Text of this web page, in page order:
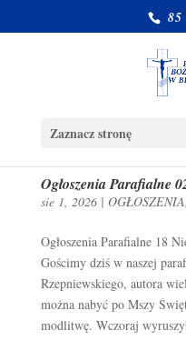
85
Zaznacz stronę
Ogłoszenia Parafialne
sie 1, 2026| OGŁOSZENIA,
Ogłoszenia Parafialne 18
Gościmy dziś w naszej
Rzepniewskiego, autora
można nabyć po Mszy
modlitwę. Wczoraj